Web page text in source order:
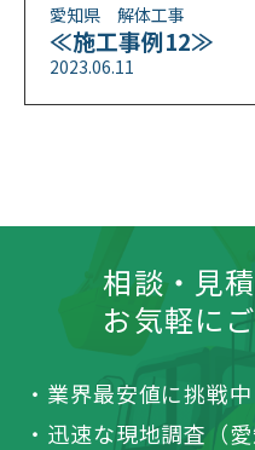
愛知県 解体工事
≪施工事例12≫
2023.06.11
相談・見
お気軽に
・業界最安値に挑戦中
・迅速な現地調査（